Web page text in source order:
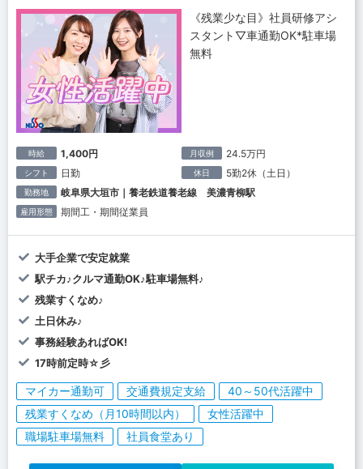
《残業少な目》社員研修アシ
スタント▽車通勤OK*駐車場
無料
時給 1,400円 月収例 24.5万円
シフト 日勤 休日 5勤2休（土日）
勤務地 岐阜県大垣市｜養老鉄道養老線 美濃青柳駅
雇用形態 期間工・期間従業員
大手企業で安定就業
駅チカ♪クルマ通勤OK♪駐車場無料♪
残業すくなめ♪
土日休み♪
事務経験あればOK!
17時前定時☆彡
マイカー通勤可 交通費規定支給
40～50代活躍中
残業すくなめ（月10時間以内）
女性活躍中
職場駐車場無料
社員食堂あり